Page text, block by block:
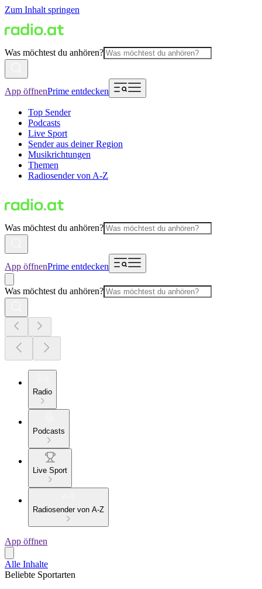
Zum Inhalt springen
Was möchtest du anhören?
App öffnenPrime entdecken
Top Sender
Podcasts
Live Sport
Sender aus deiner Region
Musikrichtungen
Themen
Radiosender von A-Z
Was möchtest du anhören?
App öffnenPrime entdecken
Was möchtest du anhören?
Radio
Podcasts
Live Sport
Radiosender von A-Z
App öffnen
Alle Inhalte
Beliebte Sportarten